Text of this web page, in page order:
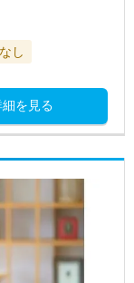
し
細を見る